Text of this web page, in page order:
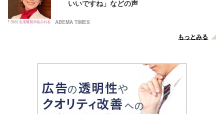
いいですね」などの声
ABEMA TIMES
もっとみる